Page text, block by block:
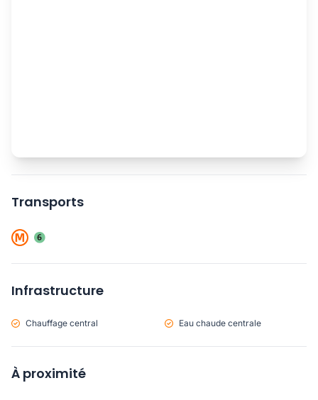
Transports
Infrastructure
Chauffage central Eau chaude centrale
À proximité